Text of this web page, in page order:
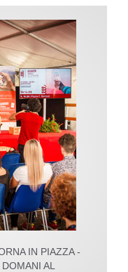
IN PIAZZA -
AL